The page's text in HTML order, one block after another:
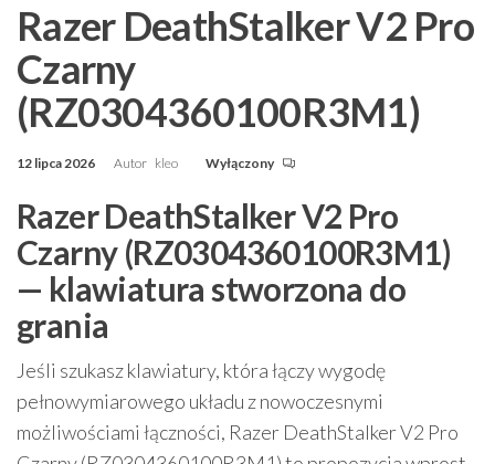
Razer DeathStalker V2 Pro
Czarny
(RZ0304360100R3M1)
12 lipca 2026 Autor kleo Wyłączony
Razer DeathStalker V2 Pro
Czarny (RZ0304360100R3M1)
— klawiatura stworzona do
grania
Jeśli szukasz klawiatury, która łączy wygodę
pełnowymiarowego układu z nowoczesnymi
możliwościami łączności, Razer DeathStalker V2 Pro